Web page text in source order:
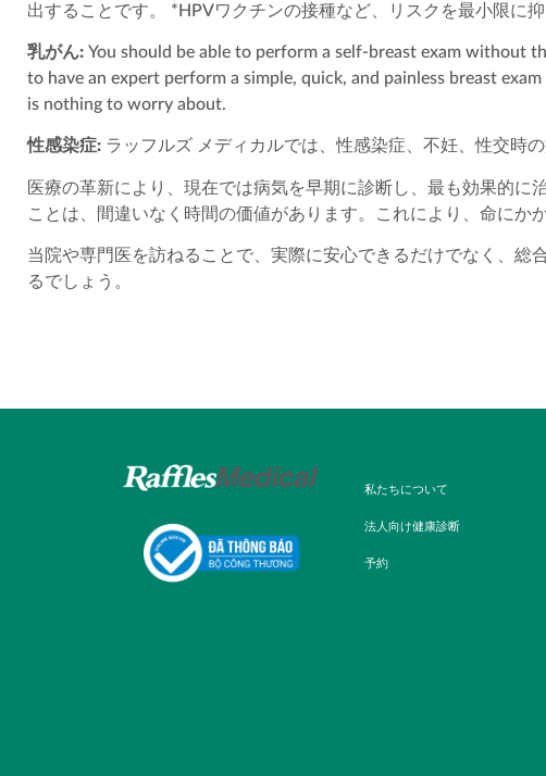
出することです。 *HPVワクチンの接種など、リスクを最小限に
乳がん: You should be able to perform a self-breast exam without
to have an expert perform a simple, quick, and painless breast
is nothing to worry about.
性感染症: ラッフルズ メディカルでは、性感染症、不妊、性交時
医療の革新により、現在では病気を早期に診断し、最も効果的
ことは、間違いなく時間の価値があります。これにより、命にか
当院や専門医を訪ねることで、実際に安心できるだけでなく、総
るでしょう。
私たちについて
法人向け健康診断
予約